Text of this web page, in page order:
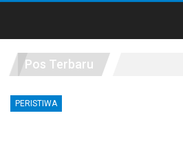
Pos Terbaru
PERISTIWA